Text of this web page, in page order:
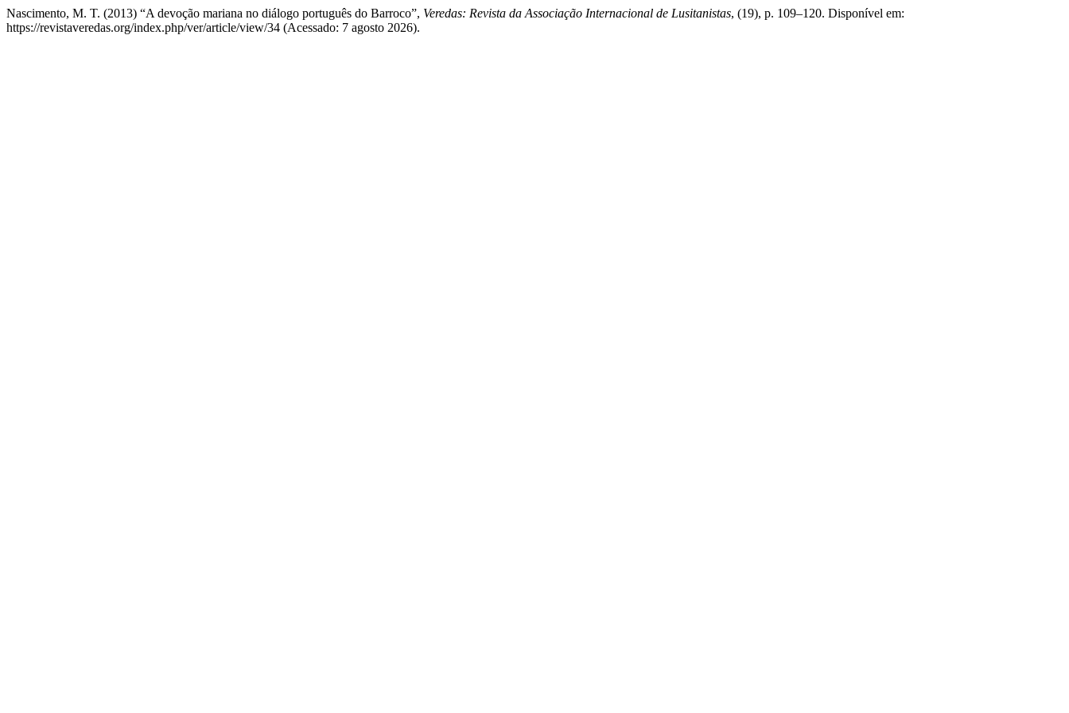
Nascimento, M. T. (2013) “A devoção mariana no diálogo português do Barroco”, Veredas: Revista da Associação Internacional de Lusitanistas, (19), p. 109–120. Disponível em:
https://revistaveredas.org/index.php/ver/article/view/34 (Acessado: 7 agosto 2026).